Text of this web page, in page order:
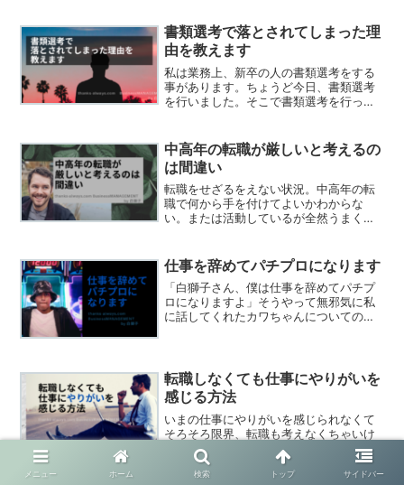
書類選考で落とされてしまった理
由を教えます
私は業務上、新卒の人の書類選考をする
事があります。ちょうど今日、書類選考
を行いました。そこで書類選考を行って
人を落とした理由についてお教えします
ので、是非参考にしてみてください。
中高年の転職が厳しいと考えるの
は間違い
転職をせざるをえない状況。中高年の転
職で何から手を付けてよいかわからな
い。または活動しているが全然うまくい
要なやるべき事をしっかりと身につけて
下さい。
仕事を辞めてパチプロになります
「白獅子さん、僕は仕事を辞めてパチプ
ロになりますよ」そうやって無邪気に私
に話してくれたカワちゃんについての記
転職しなくても仕事にやりがいを
感じる方法
いまの仕事にやりがいを感じられなくて
そろそろ限界、転職も考えなくちゃいけ
ないのか？と、仕事のことで悩んでいる
あなたのお悩みを解決します。この記事
を最後まで読んで頂くと転職しなくて誰
メニュー ホーム 検索 トップ サイドバー